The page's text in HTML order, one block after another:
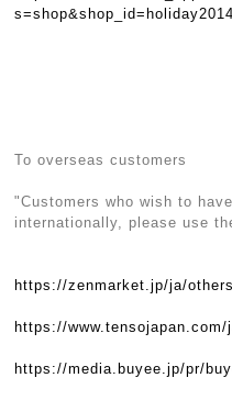
To overseas customers
"Customers who wish to
internationally, please use
https://zenmarket.jp/ja/
https://www.tensojapan.com/
https://media.buyee.jp/pr/